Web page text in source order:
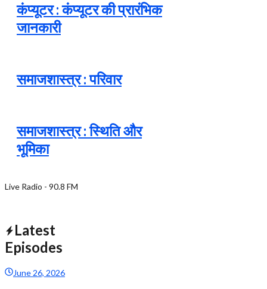
कंप्यूटर : कंप्यूटर की प्रारंभिक
जानकारी
समाजशास्त्र : परिवार
समाजशास्त्र : स्थिति और
भूमिका
Live Radio - 90.8 FM
Latest
Episodes
June 26, 2026